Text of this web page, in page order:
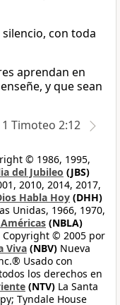
con toda
aprendan en
y que sean
1 Timoteo 2:12
© 1986, 1995,
del Jubileo (JBS)
2010, 2014, 2017,
Habla Hoy (DHH)
Unidas, 1966, 1970,
(NBLA)
Copyright © 2005 por
Viva (NBV) Nueva
Usado con
los derechos en
(NTV) La Santa
Tyndale House